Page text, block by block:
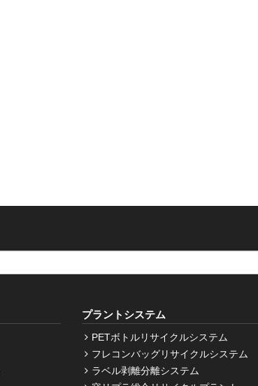
プラントシステム
PETボトルリサイクルシステム
フレコンバッグリサイクルシステム
ラベル剥離分離システム